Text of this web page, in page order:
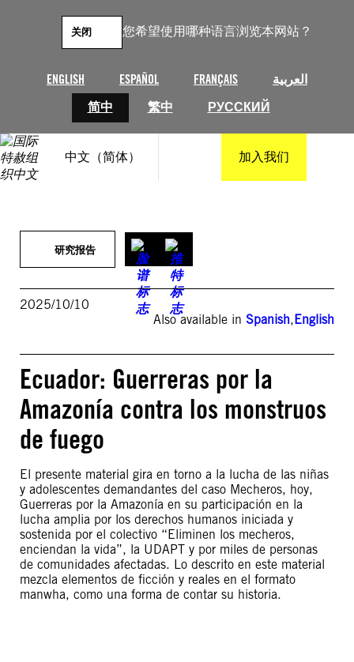
您希望使用哪种语言浏览本网站？
ENGLISH ESPAÑOL FRANÇAIS
العربية
简中
繁中 РУССКИЙ
关闭
中文（简体） 加入我们
研究报告
2025/10/10
Also available in Spanish,English
Ecuador: Guerreras por la
Amazonía contra los monstruos
de fuego
El presente material gira en torno a la lucha de las niñas
y adolescentes demandantes del caso Mecheros, hoy,
Guerreras por la Amazonía en su participación en la
lucha amplia por los derechos humanos iniciada y
sostenida por el colectivo “Eliminen los mecheros,
enciendan la vida”, la UDAPT y por miles de personas
de comunidades afectadas. Lo descrito en este material
mezcla elementos de ficción y reales en el formato
manwha, como una forma de contar su historia.